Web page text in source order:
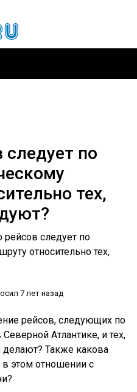
следует по
тех,
рейсов следует по
относительно тех,
7 лет назад
рейсов, следующих по
Атлантике, и тех,
делают? Также какова
этом отношении с